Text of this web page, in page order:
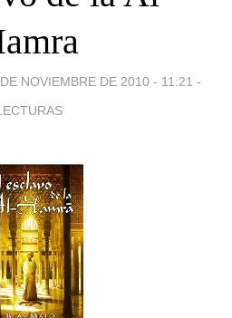
NOVIEMBRE DE 2010 - 11:21 -